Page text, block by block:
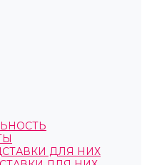
ДЛЯ НИХ